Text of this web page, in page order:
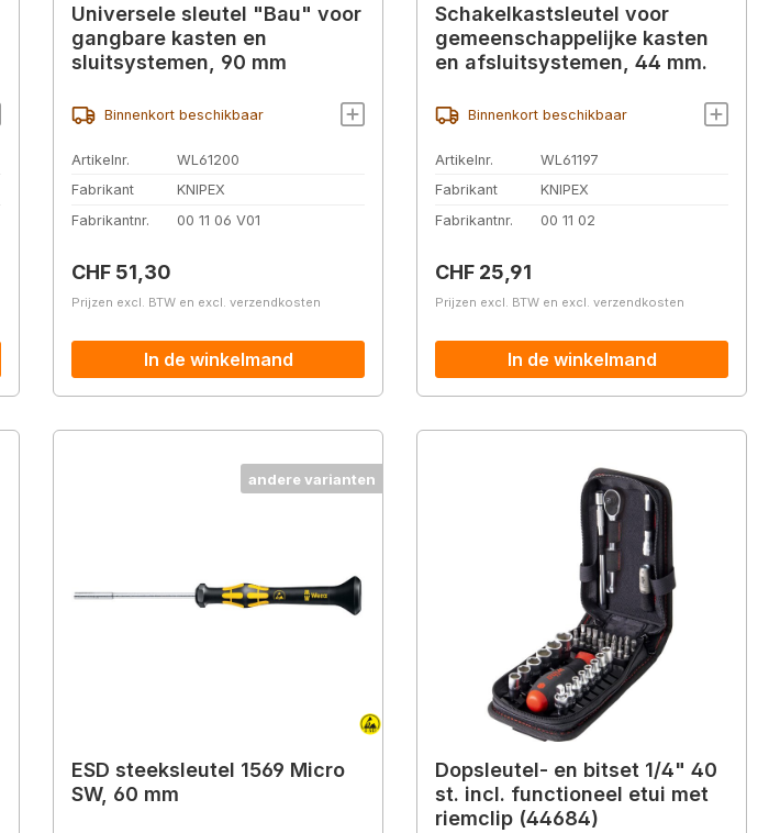
Universele sleutel "Bau" voor
gangbare kasten en
sluitsystemen, 90 mm
Binnenkort beschikbaar
Artikelnr.
WL61200
Fabrikant
KNIPEX
Fabrikantnr.
00 11 06 V01
Normale prijs:
CHF 51,30
Prijzen excl. BTW en excl. verzendkosten
In de winkelmand
Schakelkastsleutel voor
gemeenschappelijke kasten
en afsluitsystemen, 44 mm.
Binnenkort beschikbaar
Artikelnr.
WL61197
Fabrikant
KNIPEX
Fabrikantnr.
00 11 02
Normale prijs:
CHF 25,91
Prijzen excl. BTW en excl. verzendkosten
In de winkelmand
andere varianten
ESD steeksleutel 1569 Micro
SW, 60 mm
Dopsleutel- en bitset 1/4" 40
st. incl. functioneel etui met
riemclip (44684)